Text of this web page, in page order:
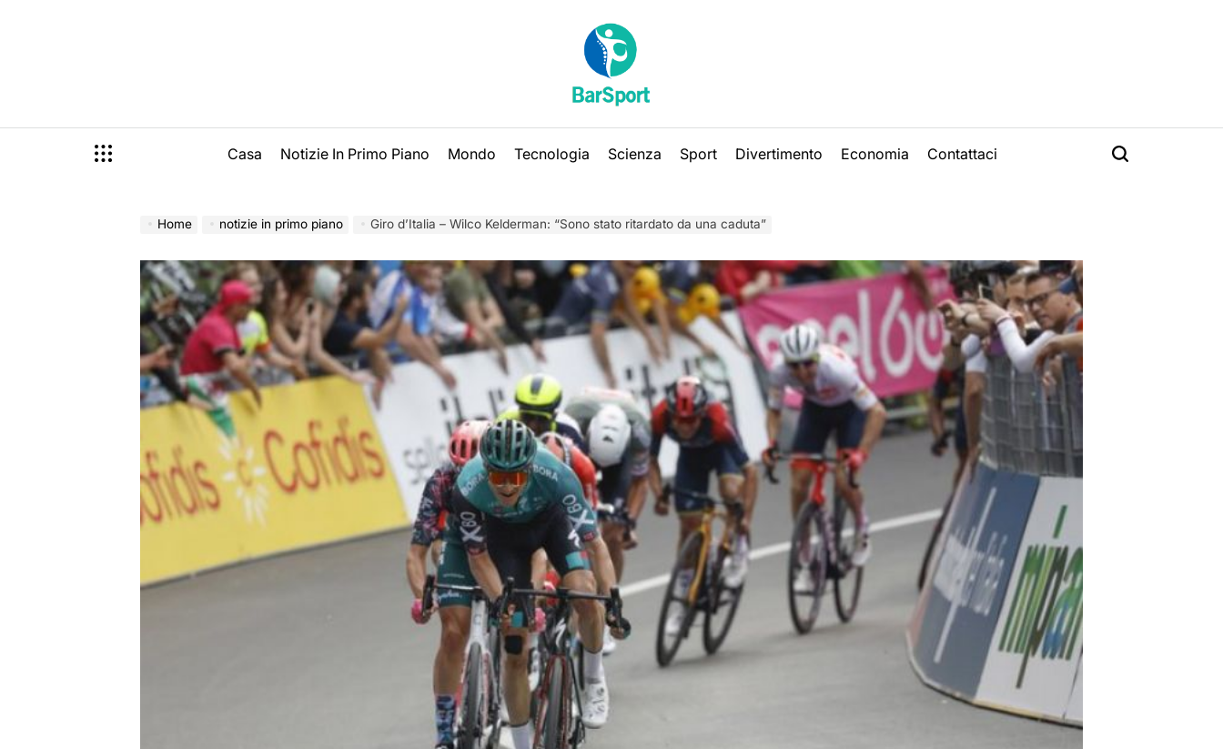
Casa Notizie In Primo Piano Mondo Tecnologia Scienza Sport Divertimento Economia Contattaci
Home notizie in primo piano Giro d’Italia – Wilco Kelderman: “Sono stato ritardato da una caduta”